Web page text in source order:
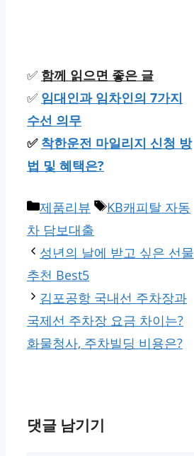
✅ 함께 읽으면 좋은 글
✅ 임대인과 임차인의 7가지
수선 의무
✅ 착한운전 마일리지 신청 방
법 및 혜택은?
카
테
고
리
제품리뷰
태
KB캐피탈 자동
차 담보대출
성년의 날에 받고 싶은 선물
추천 Best5
김포공항 국내선 주차장과
국제선 주차장 요금 차이는?
화물청사, 주차빌딩 비용은?
댓글 남기기